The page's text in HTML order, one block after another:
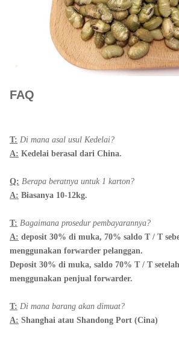
FAQ
T: Di mana asal usul Kedelai?
A: Kedelai berasal dari China.
Q: Berapa beratnya untuk 1 karton?
A: Biasanya 10-12kg.
T: Bagaimana prosedur pembayarannya?
A: deposit 30% di muka, 70% saldo T / T
menggunakan forwarder pelanggan.
Deposit 30% di muka, saldo 70% T / T
menggunakan penjual forwarder.
T: Di mana barang akan dimuat?
A: Shanghai atau Shandong Port (Cina)